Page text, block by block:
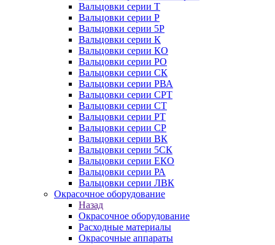
Вальцовки серии Т
Вальцовки серии Р
Вальцовки серии 5Р
Вальцовки серии К
Вальцовки серии КО
Вальцовки серии РО
Вальцовки серии СК
Вальцовки серии РВА
Вальцовки серии СРТ
Вальцовки серии СТ
Вальцовки серии РТ
Вальцовки серии СР
Вальцовки серии ВК
Вальцовки серии 5СК
Вальцовки серии ЕКО
Вальцовки серии РА
Вальцовки серии ЛВК
Окрасочное оборудование
Назад
Окрасочное оборудование
Расходные материалы
Окрасочные аппараты